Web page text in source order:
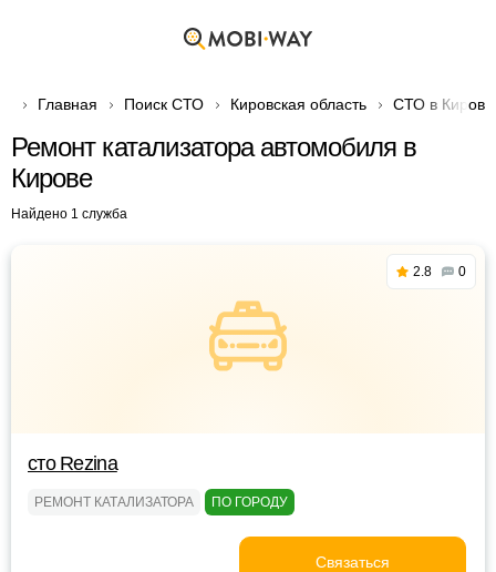
Главная Поиск СТО Кировская область СТО в Кирове
Ремонт катализатора автомобиля в
Кирове
Найдено 1 служба
2.8 0
сто Rezina
РЕМОНТ КАТАЛИЗАТОРА ПО ГОРОДУ
Связаться